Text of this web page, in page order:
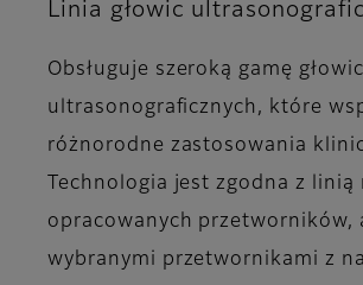
Linia głowic
Obsługuje szeroką gamę głowic
ultrasonograficznych, które
różnorodne zastosowania
Technologia jest zgodna z linią
opracowanych przetworników,
wybranymi przetwornikami z